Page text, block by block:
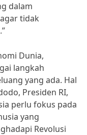
dalam
tidak
Dunia,
langkah
yang ada. Hal
Presiden RI,
perlu fokus pada
yang
Revolusi